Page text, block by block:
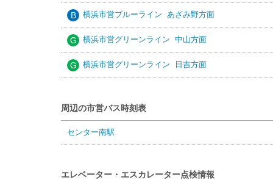
B 横浜市営ブルーライン あざみ野方面
G 横浜市営グリーンライン 中山方面
G 横浜市営グリーンライン 日吉方面
周辺の市営バス時刻表
センター南駅
エレベーター・エスカレーター点検情報